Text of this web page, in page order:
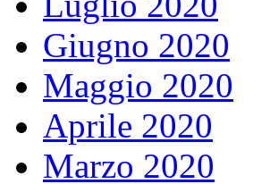
Giugno 2020
Maggio 2020
Aprile 2020
Marzo 2020